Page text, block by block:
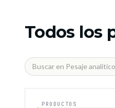
Todos los
PRODUCTOS